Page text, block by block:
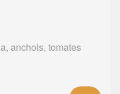
anchois, tomates